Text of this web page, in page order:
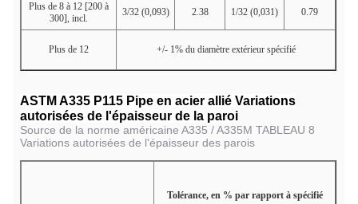
Plus de 8 à 12 [200 à
300], incl.
3/32 (0,093) 2.38 1/32 (0,031) 0.79
Plus de 12 +/- 1% du diamètre extérieur spécifié
ASTM A335 P115 Pipe en acier allié Variations
autorisées de l'épaisseur de la paroi
Source de la norme américaine A335 / A335M TABLEAU 8
Variations autorisées de l'épaisseur des parois
Tolérance, en % par rapport à spécifié